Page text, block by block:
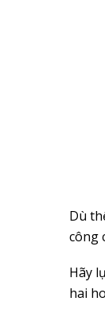
Dù
công
Hãy
hai